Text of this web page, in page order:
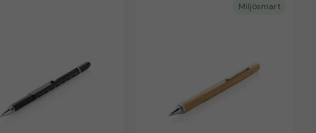
Miljösmart